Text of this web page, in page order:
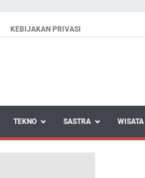
KEBIJAKAN PRIVASI
TEKNO SASTRA WISATA